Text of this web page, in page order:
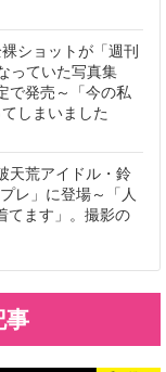
ショットが「週刊
っていた写真集
で発売～「今の私
しまいました
天荒アイドル・鈴
レ」に登場～「人
てます」。撮影の
事